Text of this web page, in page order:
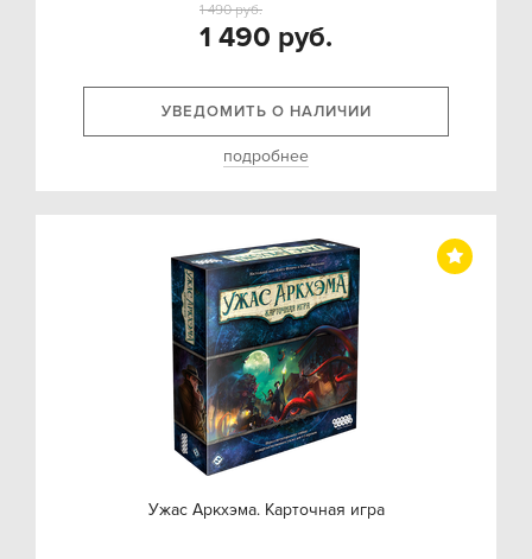
1 490 руб.
1 490 руб.
УВЕДОМИТЬ О НАЛИЧИИ
подробнее
Ужас Аркхэма. Карточная игра